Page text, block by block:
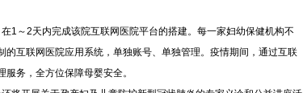
1～2天内完成该院互联网医院平台的搭建。每一家妇幼保健机构不
互联网医院应用系统，单独账号、单独管理。疫情期间，通过互联
务，全方位保障母婴安全。